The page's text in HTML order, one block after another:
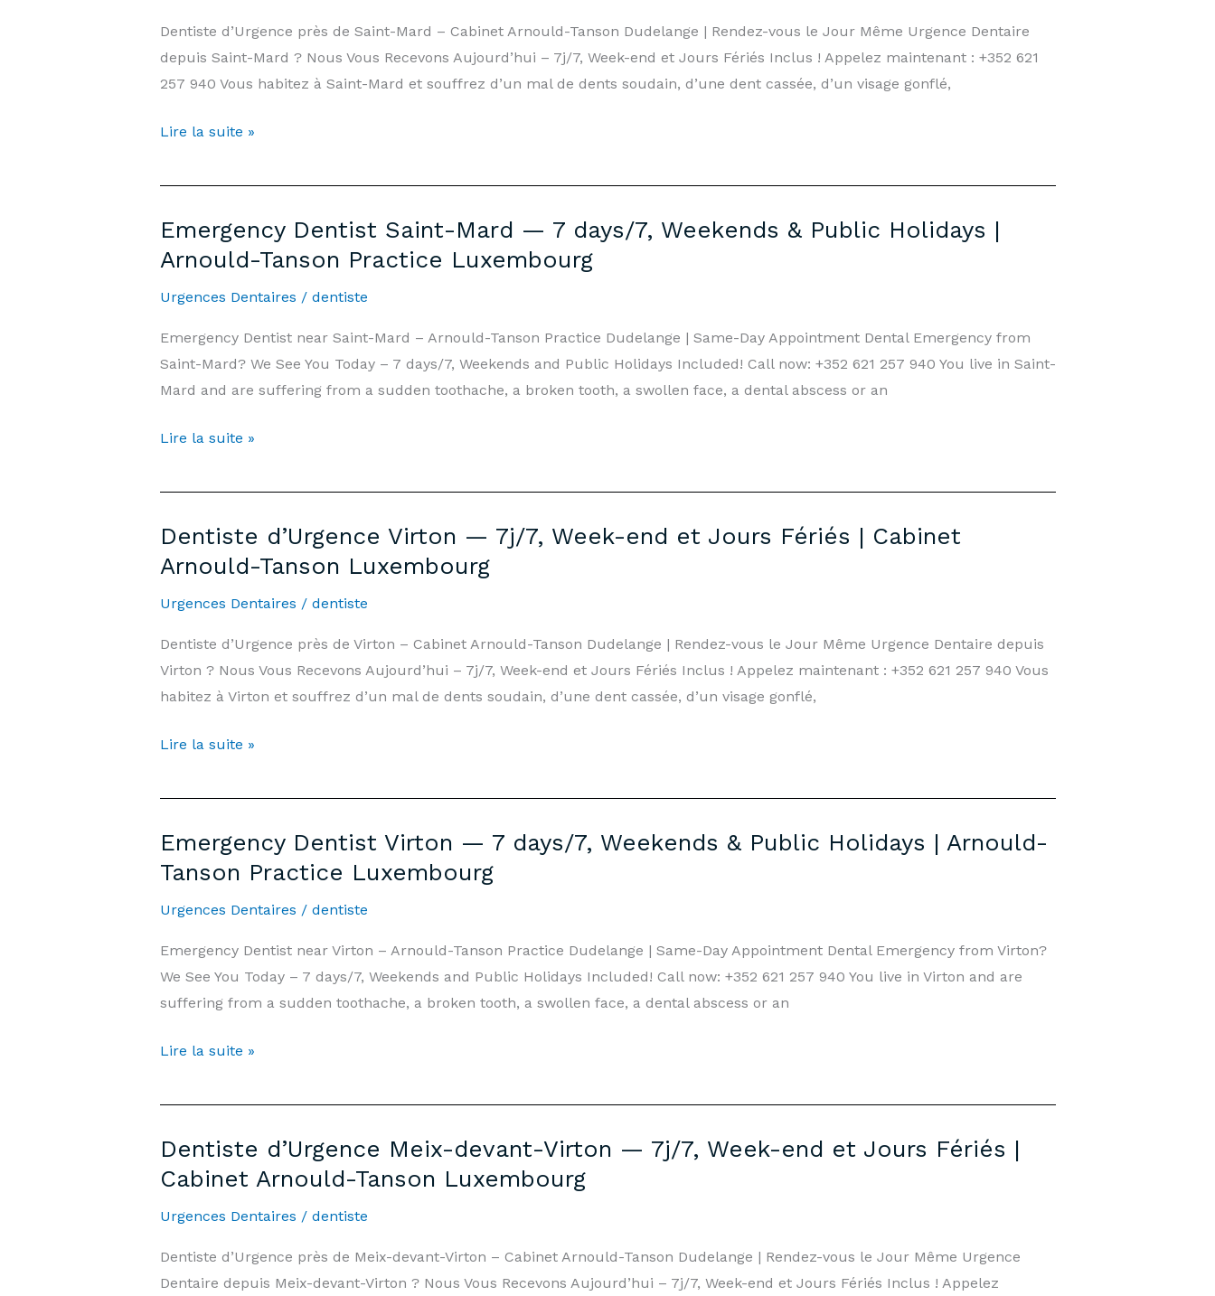
Weekends
&
Public
|
Tanson
Luxembourg
Dentiste d’Urgence près de Saint-Mard – Cabinet Arnould-Tanson Dudelange | Rendez-vous le Jour Même Urgence Dentaire
depuis Saint-Mard ? Nous Vous Recevons Aujourd’hui – 7j/7, Week-end et Jours Fériés Inclus ! Appelez maintenant : +352 621
257 940 Vous habitez à Saint-Mard et souffrez d’un mal de dents soudain, d’une dent cassée, d’un visage gonflé,
Dentiste
Saint-
—
7j/7,
et
Jours
Fériés
Cabinet
Tanson
Luxembourg
Lire la suite »
Emergency Dentist Saint-Mard — 7 days/7, Weekends & Public Holidays |
Arnould-Tanson Practice Luxembourg
Urgences Dentaires / dentiste
Emergency Dentist near Saint-Mard – Arnould-Tanson Practice Dudelange | Same-Day Appointment Dental Emergency from
Saint-Mard? We See You Today – 7 days/7, Weekends and Public Holidays Included! Call now: +352 621 257 940 You live in Saint-
Mard and are suffering from a sudden toothache, a broken tooth, a swollen face, a dental abscess or an
Emergency
Saint-
—
7
&
Public
Holidays
Arnould-
Practice
Lire la suite »
Dentiste d’Urgence Virton — 7j/7, Week-end et Jours Fériés | Cabinet
Arnould-Tanson Luxembourg
Urgences Dentaires / dentiste
Dentiste d’Urgence près de Virton – Cabinet Arnould-Tanson Dudelange | Rendez-vous le Jour Même Urgence Dentaire depuis
Virton ? Nous Vous Recevons Aujourd’hui – 7j/7, Week-end et Jours Fériés Inclus ! Appelez maintenant : +352 621 257 940 Vous
habitez à Virton et souffrez d’un mal de dents soudain, d’une dent cassée, d’un visage gonflé,
Dentiste
Virton
7j/7,
Week-
Jours
Fériés
|
Arnould-
Luxembourg
Lire la suite »
Emergency Dentist Virton — 7 days/7, Weekends & Public Holidays | Arnould-
Tanson Practice Luxembourg
Urgences Dentaires / dentiste
Emergency Dentist near Virton – Arnould-Tanson Practice Dudelange | Same-Day Appointment Dental Emergency from Virton?
We See You Today – 7 days/7, Weekends and Public Holidays Included! Call now: +352 621 257 940 You live in Virton and are
suffering from a sudden toothache, a broken tooth, a swollen face, a dental abscess or an
Emergency
Virton
7
days/7,
Public
Holidays
Lire la suite »
Dentiste d’Urgence Meix-devant-Virton — 7j/7, Week-end et Jours Fériés |
Cabinet Arnould-Tanson Luxembourg
Urgences Dentaires / dentiste
Dentiste d’Urgence près de Meix-devant-Virton – Cabinet Arnould-Tanson Dudelange | Rendez-vous le Jour Même Urgence
Dentaire depuis Meix-devant-Virton ? Nous Vous Recevons Aujourd’hui – 7j/7, Week-end et Jours Fériés Inclus ! Appelez